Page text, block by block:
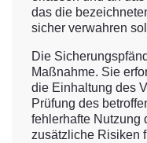
das die
sicher verwahren
Die
Maßnahme. Sie
die Einhaltung des
Prüfung des
fehlerhafte Nutzung
zusätzliche Risiken